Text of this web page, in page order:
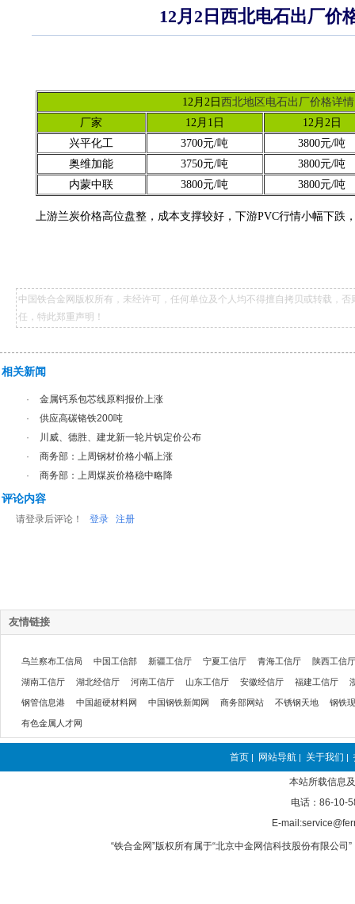
12月2日西北电石出厂价
12月2日 西北地区电石出厂价格详情
厂家
12月1日
12月2日
兴平化工
3700元/吨
3800元/吨
奥维加能
3750元/吨
3800元/吨
内蒙中联
3800元/吨 3800元/吨
上游兰炭价格高位盘整，成本支撑较好，下游PVC行情小幅下跌
中国铁合金网版权所有，未经许可，任何单位及个人均不得擅自拷贝或转载，
任，特此郑重声明！
相关新闻
·
金属钙系包芯线原料报价上涨
·
供应高碳铬铁200吨
·
川威、德胜、建龙新一轮片钒定价公布
·
商务部：上周钢材价格小幅上涨
·
商务部：上周煤炭价格稳中略降
评论内容
请登录后评论！ 登录 注册
友情链接
乌兰察布工信局 中国工信部 新疆工信厅 宁夏工信厅 青海工信厅 陕西工信厅
湖南工信厅 湖北经信厅 河南工信厅 山东工信厅 安徽经信厅 福建工信厅
钢管信息港 中国超硬材料网 中国钢铁新闻网 商务部网站 不锈钢天地 钢铁
有色金属人才网
首页 | 网站导航 | 关于我们 |
本站所载信息
电话：86-10-
E-
“铁合金网”版权所有属于“北京中金网信科技股份有限公司